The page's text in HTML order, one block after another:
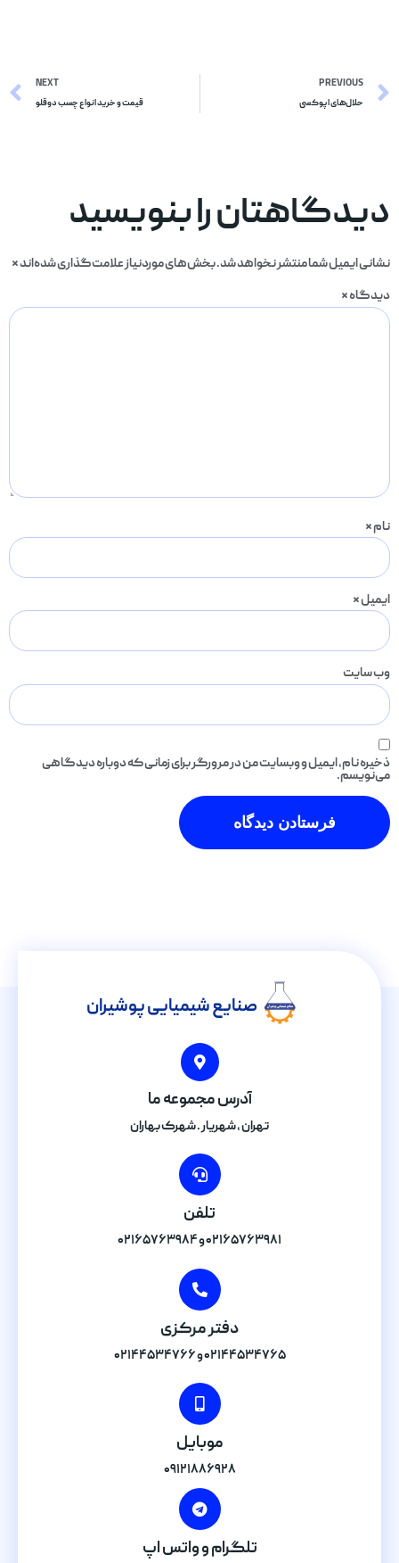
PREVIOUS
حلال‌های اپوکسی
NEXT
قیمت و خرید انواع چسب دوقلو
دیدگاهتان را بنویسید
نشانی ایمیل شما منتشر نخواهد شد.بخش‌های موردنیاز علامت‌گذاری شده‌اند*
دیدگاه*
نام*
ایمیل*
وب‌ سایت
ذخیره نام، ایمیل و وبسایت من در مرورگر برای زمانی که دوباره دیدگاهی
می‌نویسم.
صنایع شیمیایی پوشیران
آدرس مجموعه ما
تهران , شهریار . شهرک بهاران
تلفن
۰۲۱۶۵۷۶۳۹۸۱ و ۰۲۱۶۵۷۶۳۹۸۴
دفتر مرکزی
۰۲۱۴۴۵۳۴۷۶۵ و ۰۲۱۴۴۵۳۴۷۶۶
موبایل
۰۹۱۲۱۸۸۶۹۲۸
تلگرام و واتس اپ